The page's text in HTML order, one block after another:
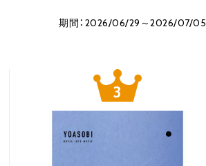
期間：2026/06/29～2026/07/05